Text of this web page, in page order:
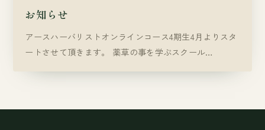
お知らせ
アースハーバリストオンラインコース4期生4月よりスタ
ートさせて頂きます。 薬草の事を学ぶスクール…